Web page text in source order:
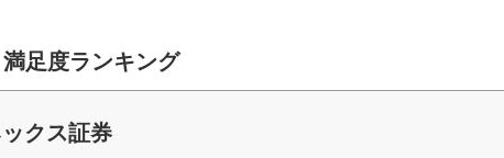
足度ランキング
クス証券